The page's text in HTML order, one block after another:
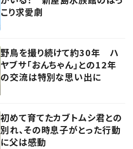
こり求愛劇
野鳥を撮り続けて約30年 ハ
ヤブサ「おんちゃん」との12年
の交流は特別な思い出に
初めて育てたカブトムシ君との
別れ、その時息子がとった行動
に父は感動